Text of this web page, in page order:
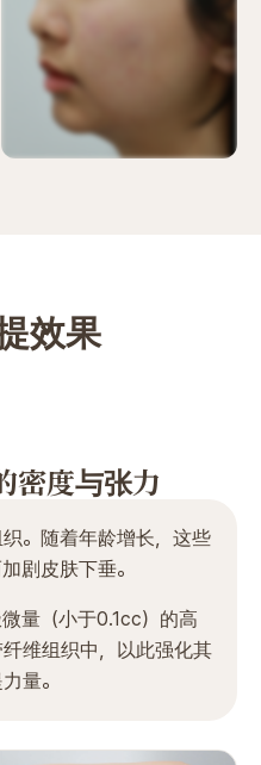
效果
密度与张力
。随着年龄增长，这些
剧皮肤下垂。
量（小于0.1cc）的高
维组织中，以此强化其
量。